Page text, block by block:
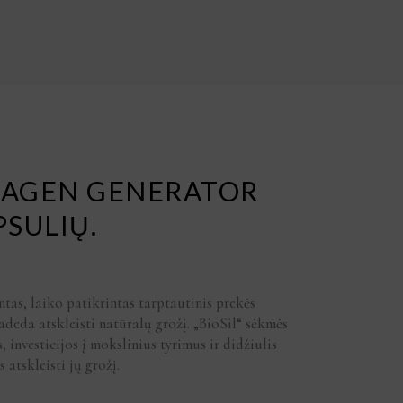
GENERATOR
laiko patikrintas tarptautinis prekės
atskleisti natūralų grožį. „BioSil“ sėkmės
investicijos į mokslinius tyrimus ir didžiulis
atskleisti jų grožį.